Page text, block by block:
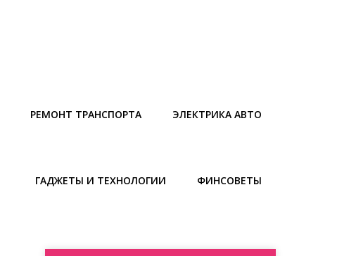
РЕМОНТ ТРАНСПОРТА ЭЛЕКТРИКА АВТО
ГАДЖЕТЫ И ТЕХНОЛОГИИ ФИНСОВЕТЫ